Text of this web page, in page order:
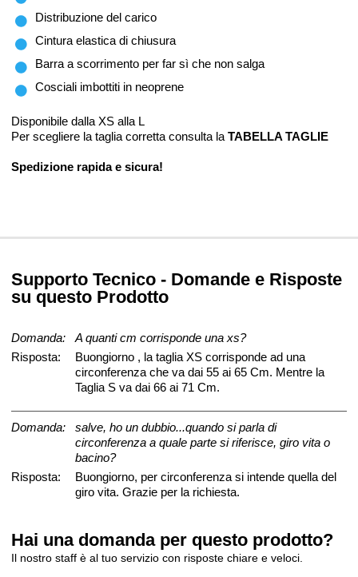
Distribuzione del carico
Cintura elastica di chiusura
Barra a scorrimento per far sì che non salga
Cosciali imbottiti in neoprene
Disponibile dalla XS alla L
Per scegliere la taglia corretta consulta la TABELLA TAGLIE
Spedizione rapida e sicura!
Supporto Tecnico - Domande e Risposte
su questo Prodotto
Domanda:
A quanti cm corrisponde una xs?
Risposta:
Buongiorno , la taglia XS corrisponde ad una
circonferenza che va dai 55 ai 65 Cm. Mentre la
Taglia S va dai 66 ai 71 Cm.
Domanda:
salve, ho un dubbio...quando si parla di
circonferenza a quale parte si riferisce, giro vita o
bacino?
Risposta:
Buongiorno, per circonferenza si intende quella del
giro vita. Grazie per la richiesta.
Hai una domanda per questo prodotto?
Il nostro staff è al tuo servizio con risposte chiare e veloci.